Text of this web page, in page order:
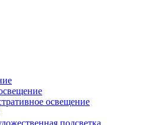
освещение